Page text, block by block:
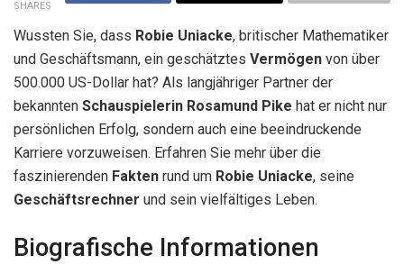
SHARES
Wussten Sie, dass Robie Uniacke, britischer Mathematiker
und Geschäftsmann, ein geschätztes Vermögen von über
500.000 US-Dollar hat? Als langjähriger Partner der
bekannten Schauspielerin Rosamund Pike hat er nicht nur
persönlichen Erfolg, sondern auch eine beeindruckende
Karriere vorzuweisen. Erfahren Sie mehr über die
faszinierenden Fakten rund um Robie Uniacke, seine
Geschäftsrechner und sein vielfältiges Leben.
Biografische Informationen